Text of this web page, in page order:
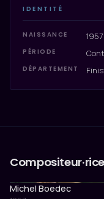
IDENTITÉ
NAISSANCE
PÉRIODE
DÉPARTEMENT
Michel Boedec